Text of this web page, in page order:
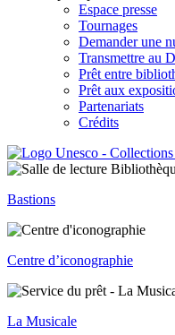
Espace presse
Tournages
Demander une
Transmettre au
Prêt entre
Prêt aux
Partenariats
Crédits
Bastions
Centre d’iconographie
La Musicale